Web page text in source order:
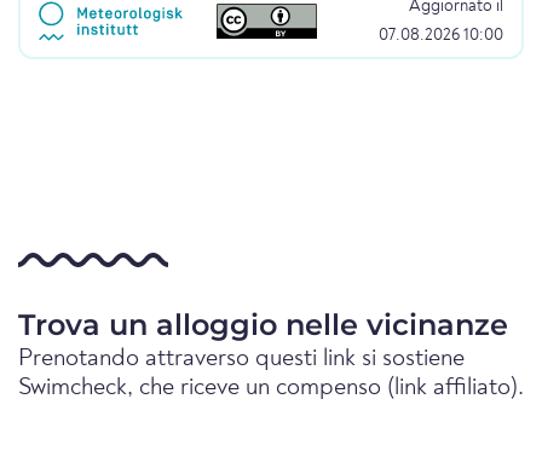
Aggiornato il
07.08.2026 10:00
Trova un alloggio nelle vicinanze
Prenotando attraverso questi link si sostiene
Swimcheck, che riceve un compenso (link affiliato).